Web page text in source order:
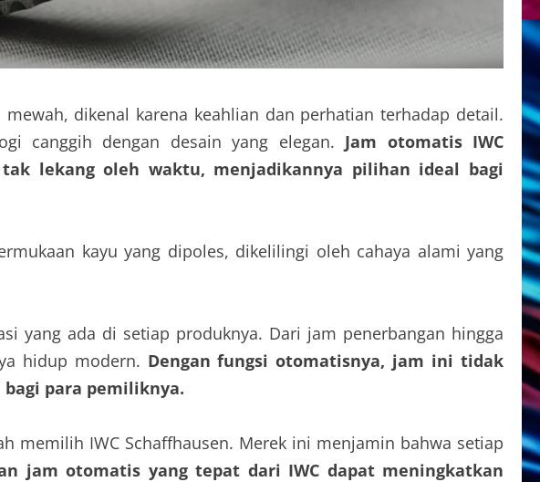
dikenal karena keahlian dan perhatian terhadap detail.
canggih dengan desain yang elegan. Jam otomatis IWC
lekang oleh waktu, menjadikannya pilihan ideal bagi
yang ada di setiap produknya. Dari jam penerbangan hingga
hidup modern. Dengan fungsi otomatisnya, jam ini tidak
para pemiliknya.
memilih IWC Schaffhausen. Merek ini menjamin bahwa setiap
jam otomatis yang tepat dari IWC dapat meningkatkan